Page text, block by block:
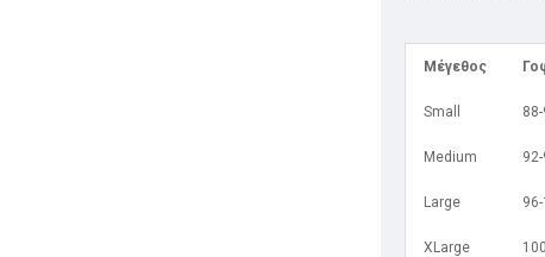
Μέγεθος
Small
Medium
Large
XLarge